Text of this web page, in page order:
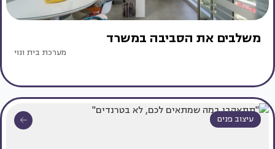
משלבים את הסביבה במשרד
מערכת בית ונוי
עיצוב פנים